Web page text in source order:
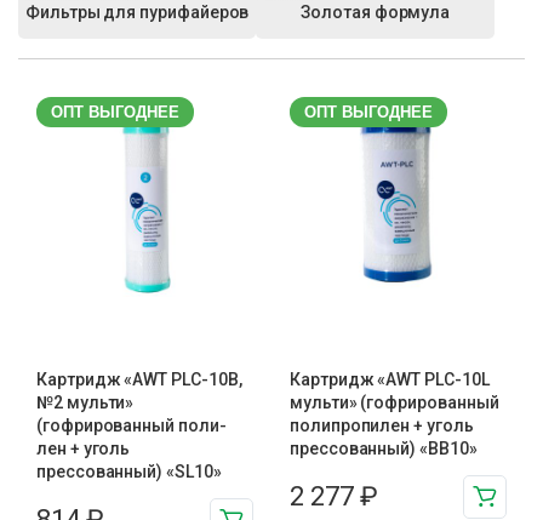
Фильтры для пурифайеров Золотая формула
ОПТ ВЫГОДНЕЕ
Картридж «AWT PLC-10B,
№2 мульти»
(гофрированный поли-
лен + уголь
прессованный) «SL10»
ОПТ ВЫГОДНЕЕ
Картридж «AWT PLC-10L
мульти» (гофрированный
полипропилен + уголь
прессованный) «BB10»
2 277 ₽